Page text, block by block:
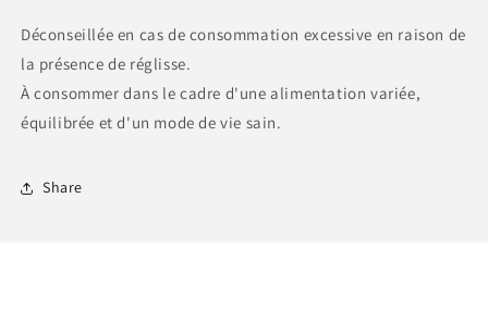
Déconseillée en cas de consommation excessive en raison de
la présence de réglisse.
À consommer dans le cadre d'une alimentation variée,
équilibrée et d'un mode de vie sain.
Share